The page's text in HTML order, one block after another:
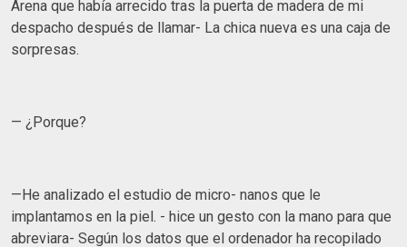
Arena que había arrecido tras la puerta de madera de mi
despacho después de llamar- La chica nueva es una caja de
sorpresas.
— ¿Porque?
—He analizado el estudio de micro- nanos que le
implantamos en la piel. - hice un gesto con la mano para que
abreviara- Según los datos que el ordenador ha recopilado